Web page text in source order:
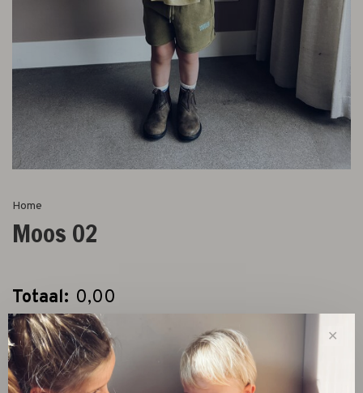
Home
Moos 02
Totaal: 0,00
Kies een product
✕